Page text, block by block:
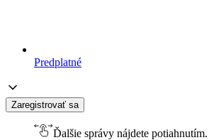
Predplatné
Zaregistrovať sa
Ďalšie správy nájdete potiahnutím.